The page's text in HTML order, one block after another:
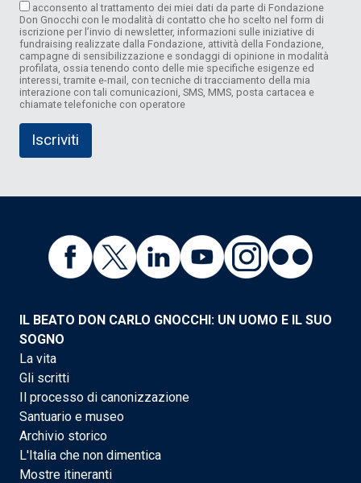
acconsento al trattamento dei miei dati da parte di Fondazione
Don Gnocchi con le modalità di contatto che ho scelto nel form di
iscrizione per l’invio di newsletter, informazioni sulle iniziative di
fundraising realizzate dalla Fondazione, attività della Fondazione,
campagne di sensibilizzazione e sondaggi di opinione in modalità
profilata, ossia tenendo conto delle mie specifiche esigenze ed
interessi, tramite e-mail, con tecniche di tracciamento della mia
interazione con tali comunicazioni, SMS, MMS, posta cartacea e
chiamate telefoniche con operatore
IL BEATO DON CARLO GNOCCHI: UN UOMO E IL SUO
SOGNO
La vita
Gli scritti
Il processo di canonizzazione
Santuario e museo
Archivio storico
L'Italia che non dimentica
Mostre itineranti